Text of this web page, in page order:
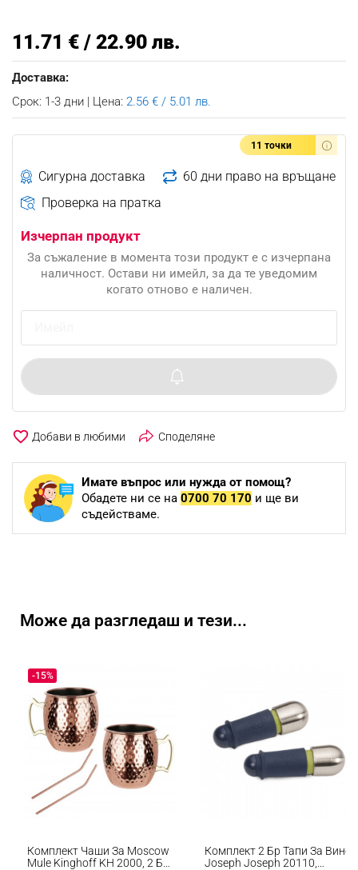
11.71 € / 22.90 лв.
Доставка:
Срок: 1-3 дни | Цена: 2.56 € / 5.01 лв.
11 точки
Сигурна доставка
60 дни право на връщане
Проверка на пратка
Изчерпан продукт
За съжаление в момента този продукт е с изчерпана
наличност. Остави ни имейл, за да те уведомим
когато отново е наличен.
favorite_border Споделяне
Имате въпрос или нужда от помощ?
Обадете ни се на 0700 70 170 и ще ви
съдействаме.
Може да разгледаш и тези...
Комплект Чаши За Moscow
Mule Kinghoff KH 2000, 2 Бр,
-15%
Комплект 2 Бр Тапи За Вино
Joseph Joseph 20110,